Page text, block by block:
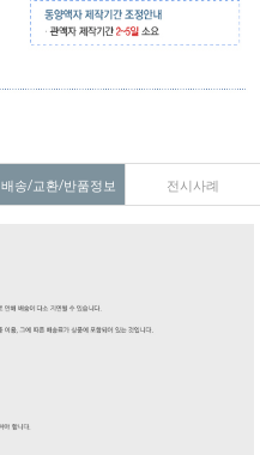
배송/교환/반품정보 전시사례